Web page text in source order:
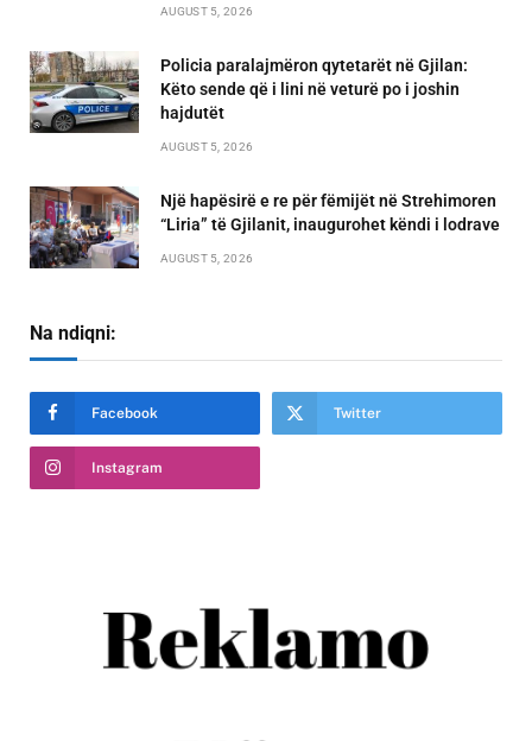
AUGUST 5, 2026
Policia paralajmëron qytetarët në Gjilan:
Këto sende që i lini në veturë po i joshin
hajdutët
AUGUST 5, 2026
Një hapësirë e re për fëmijët në Strehimoren
“Liria” të Gjilanit, inaugurohet këndi i lodrave
AUGUST 5, 2026
Na ndiqni:
Facebook Twitter
Instagram